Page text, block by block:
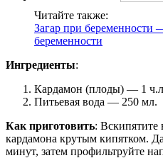
Читайте также:
Загар при беременности
беременности
Ингредиенты:
Кардамон (плоды) — 1
Питьевая вода — 250 мл.
Как приготовить: Вскипятите
кардамона крутым кипятком.
минут, затем профильтруйте